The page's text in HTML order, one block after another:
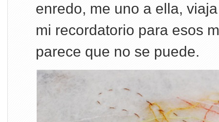
enredo, me uno a ella,
mi recordatorio para esos
parece que no se puede.